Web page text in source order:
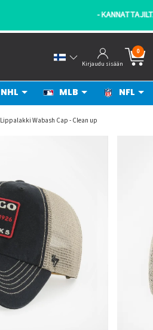
Kirjaudu sisään
0
NHL MLB NFL
Lippalakki Wabash Cap - Clean up